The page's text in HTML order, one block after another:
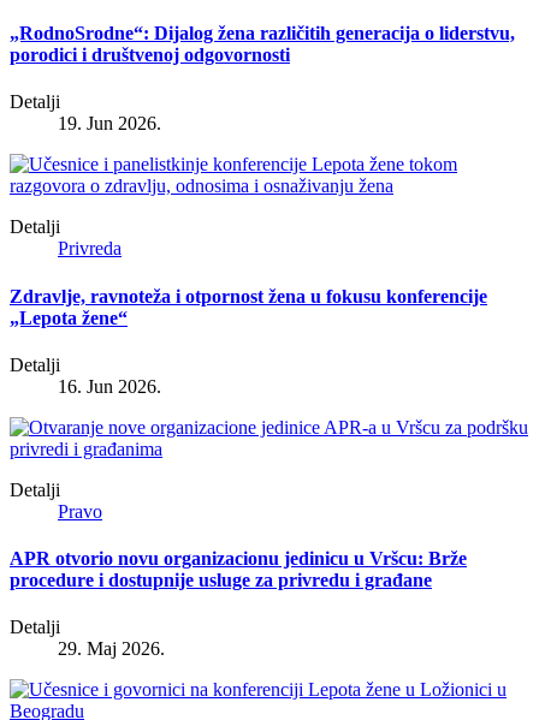
„RodnoSrodne“: Dijalog žena različitih generacija o liderstvu,
porodici i društvenoj odgovornosti
Detalji
19. Jun 2026.
Detalji
Privreda
Zdravlje, ravnoteža i otpornost žena u fokusu konferencije
„Lepota žene“
Detalji
16. Jun 2026.
Detalji
Pravo
APR otvorio novu organizacionu jedinicu u Vršcu: Brže
procedure i dostupnije usluge za privredu i građane
Detalji
29. Maj 2026.